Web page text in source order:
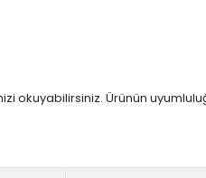
okuyabilirsiniz. Ürünün